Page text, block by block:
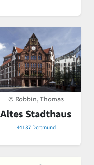
© Robbin, Thomas
Altes Stadthaus
44137 Dortmund